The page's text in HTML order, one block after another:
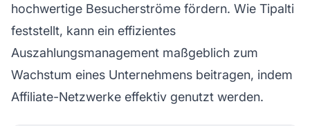
hochwertige Besucherströme fördern. Wie Tipalti
feststellt, kann ein effizientes
Auszahlungsmanagement maßgeblich zum
Wachstum eines Unternehmens beitragen, indem
Affiliate-Netzwerke effektiv genutzt werden.